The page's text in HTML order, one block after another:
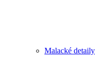
Malacké detaily